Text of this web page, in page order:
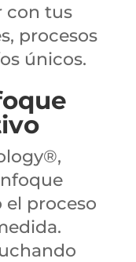
con tus
procesos
únicos.
proceso